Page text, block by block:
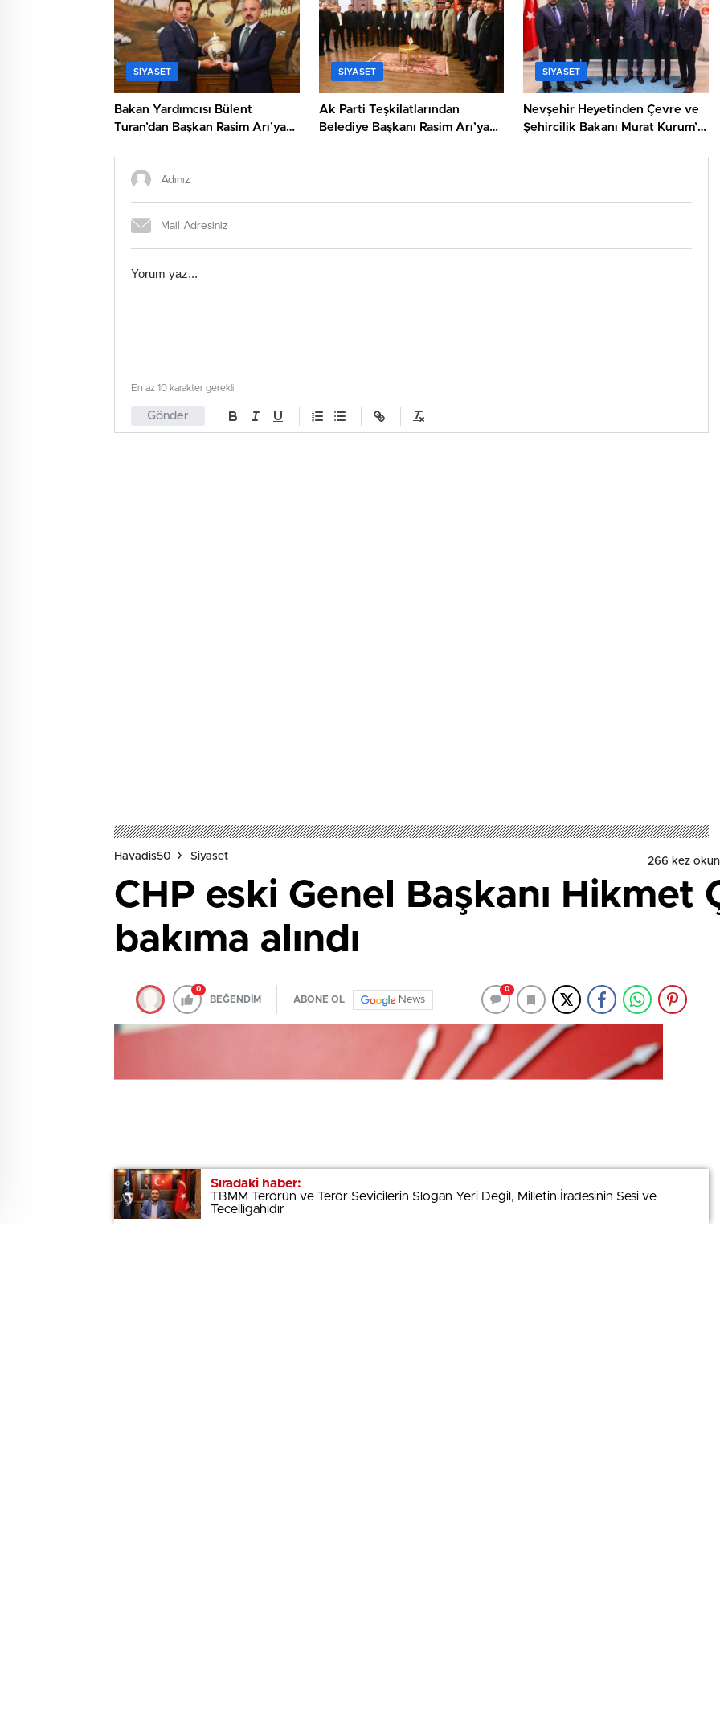
SIYASET
Bakan Yardımcısı Bülent
Turan’dan Başkan Rasim Arı’ya
SIYASET
Ak Parti Teşkilatlarından
Belediye Başkanı Rasim Arı’ya
SIYASET
Nevşehir Heyetinden Çevre ve
Şehircilik Bakanı Murat Kurum’a
Gönder
En az 10 karakter gerekli
Sıradaki haber:
TBMM Terörün ve Terör Sevicilerin Slogan Yeri Değil, Milletin İradesinin Sesi ve
Tecelligahıdır
Havadis50 Siyaset 266 kez
CHP eski Genel Başkanı Hikmet
bakıma alındı
0
BEĞENDİM ABONE OL News
0
Sıradaki haber:
TBMM Terörün ve Terör Sevicilerin Slogan Yeri Değil, Milletin İradesinin Sesi ve
Tecelligahıdır